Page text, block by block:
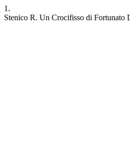
1.
Stenico R. Un Crocifisso di Fortunato